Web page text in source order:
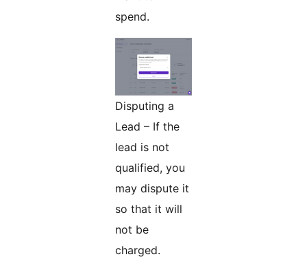
spend.
Disputing a
Lead – If the
lead is not
qualified, you
may dispute it
so that it will
not be
charged.